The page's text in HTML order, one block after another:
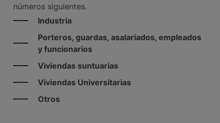
números siguientes.
Industria
Porteros, guardas, asalariados, empleados
y funcionarios
Viviendas suntuarias
Viviendas Universitarias
Otros